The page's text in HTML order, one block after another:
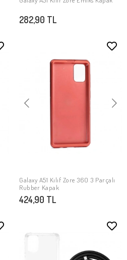
SEPETE EKLE
282,90 TL
SEPETE EKLE
Galaxy A51 Kılıf Zore 360 3 Parçalı
Rubber Kapak
424,90 TL